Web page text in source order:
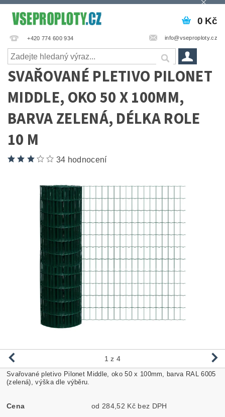
+420 774 600 934 info@vseproploty.cz
0 Kč
SVAŘOVANÉ PLETIVO PILONET
MIDDLE, OKO 50 X 100MM,
BARVA ZELENÁ, DÉLKA ROLE
10 M
34 hodnocení
1 z 4
Svařované pletivo Pilonet Middle, oko 50 x 100mm, barva RAL 6005
(zelená), výška dle výběru.
Cena od 284,52 Kč bez DPH